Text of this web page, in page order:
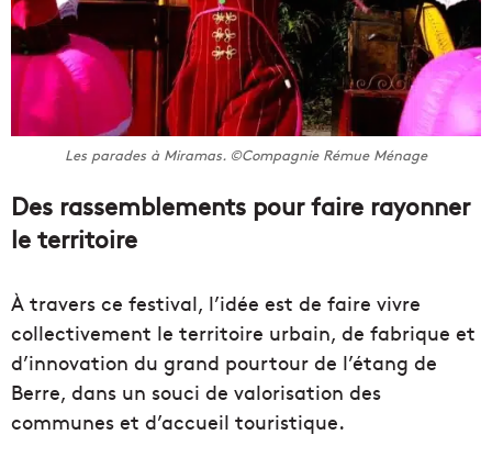
Les parades à Miramas. ©Compagnie Rémue Ménage
Des rassemblements pour faire rayonner
le territoire
À travers ce festival, l’idée est de faire vivre
collectivement le territoire urbain, de fabrique et
d’innovation du grand pourtour de l’étang de
Berre, dans un souci de valorisation des
communes et d’accueil touristique.